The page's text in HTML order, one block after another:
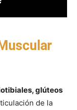
glúteos
de la